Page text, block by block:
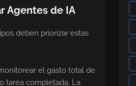
Agentes de IA
deben priorizar estas
el gasto total de
tarea completada. La